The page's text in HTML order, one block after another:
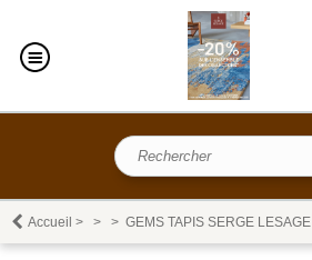
Accueil > > > GEMS TAPIS SERGE LESAGE